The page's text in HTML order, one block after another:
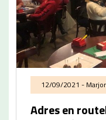
12/09/2021 -
Adres en